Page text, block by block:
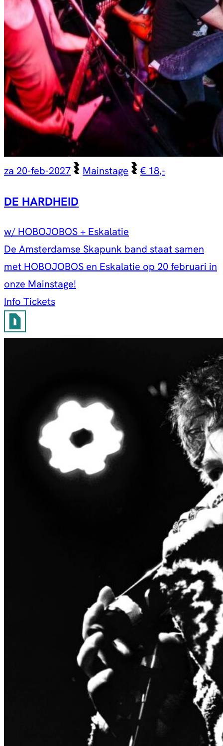
za 20-feb-2027 Mainstage € 18,-
DE HARDHEID
w/ HOBOJOBOS + Eskalatie
De Amsterdamse Skapunk band staat samen
met HOBOJOBOS en Eskalatie op 20 februari in
onze Mainstage!
Info Tickets